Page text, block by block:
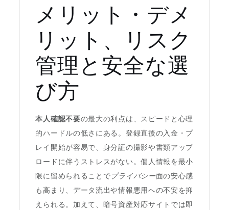
メリット・デメ
リット、リスク
管理と安全な選
び方
本人確認不要の最大の利点は、スピードと心理
的ハードルの低さにある。登録直後の入金・プ
レイ開始が容易で、身分証の撮影や書類アップ
ロードに伴うストレスがない。個人情報を最小
限に留められることでプライバシー面の安心感
も高まり、データ流出や情報悪用への不安を抑
えられる。加えて、暗号資産対応サイトでは即